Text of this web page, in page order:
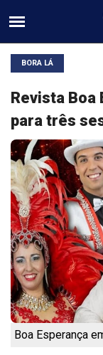
BORA LÁ
Revista Boa
para três
Boa Esperança